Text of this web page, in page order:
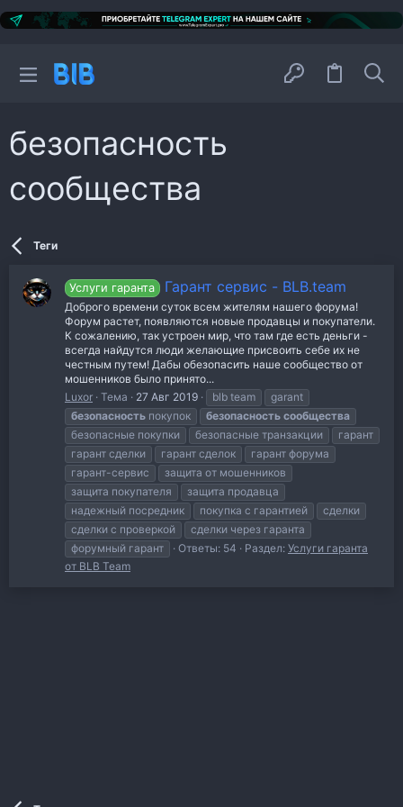
безопасность
сообщества
Теги
Услуги гаранта Гарант сервис - BLB.team
Доброго времени суток всем жителям нашего форума!
Форум растет, появляются новые продавцы и покупатели.
К сожалению, так устроен мир, что там где есть деньги -
всегда найдутся люди желающие присвоить себе их не
честным путем! Дабы обезопасить наше сообщество от
мошенников было принято...
Luxor Тема 27 Авг 2019 blb team
garant
безопасность покупок безопасность сообщества
безопасные покупки
безопасные транзакции
гарант
гарант сделки
гарант сделок
гарант форума
гарант-сервис
защита от мошенников
защита покупателя
защита продавца
надежный посредник
покупка с гарантией
сделки
сделки с проверкой
сделки через гаранта
форумный гарант
Ответы: 54 Раздел: Услуги гаранта
от BLB Team